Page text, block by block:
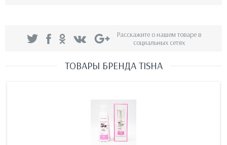
Расскажите о нашем товаре в
социальных сетях
ТОВАРЫ БРЕНДА TISHA